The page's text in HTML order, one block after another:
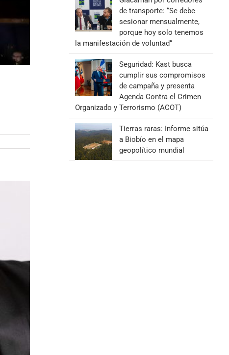
de transporte: “Se debe
sesionar mensualmente,
porque hoy solo tenemos
la manifestación de voluntad”
Seguridad: Kast busca
cumplir sus compromisos
de campaña y presenta
Agenda Contra el Crimen
Organizado y Terrorismo (ACOT)
Tierras raras: Informe sitúa
a Biobío en el mapa
geopolítico mundial